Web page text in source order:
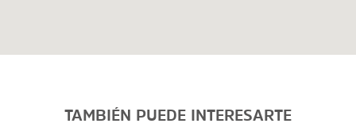
TAMBIÉN PUEDE INTERESARTE